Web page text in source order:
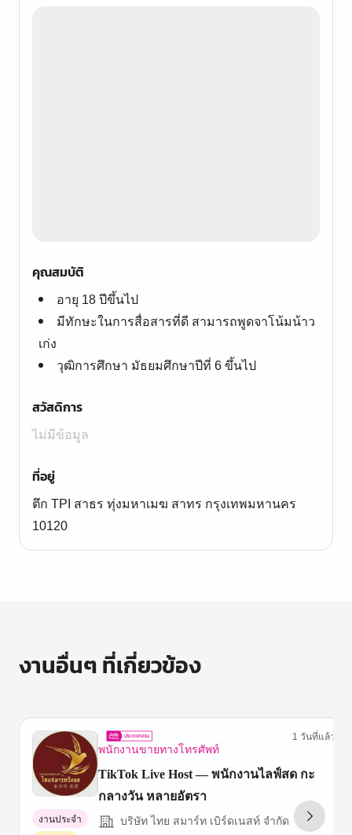
คุณสมบัติ
อายุ 18 ปีขึ้นไป
มีทักษะในการสื่อสารที่ดี สามารถพูดจาโน้มน้าว
เก่ง
วุฒิการศึกษา มัธยมศึกษาปีที่ 6 ขึ้นไป
สวัสดิการ
ไม่มีข้อมูล
ที่อยู่
ตึก TPI สาธร ทุ่งมหาเมฆ สาทร กรุงเทพมหานคร
10120
งานอื่นๆ ที่เกี่ยวข้อง
พนักงานขายทางโทรศัพท์
1 วันที่แล้ว
TikTok Live Host — พนักงานไลฟ์สด กะ
กลางวัน หลายอัตรา
บริษัท ไทย สมาร์ท เบิร์ดเนสท์ จำกัด
งานประจำ